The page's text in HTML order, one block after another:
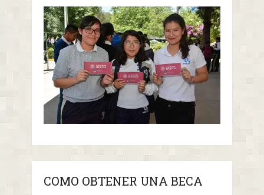
COMO OBTENER UNA BECA